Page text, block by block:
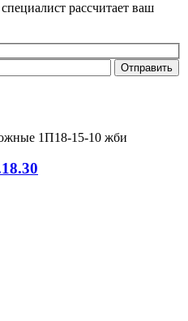
рассчитает ваш